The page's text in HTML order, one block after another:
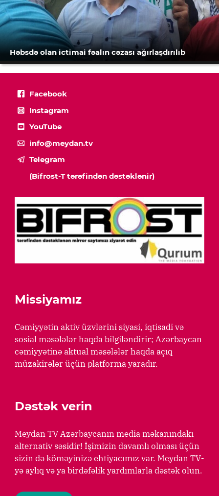
Həbsdə olan ictimai fəalın cəzası ağırlaşdırılıb
Facebook
Instagram
YouTube
info@meydan.tv
Telegram
(Bifrost-T tərəfindən dəstəklənir)
Missiyamız
Cəmiyyətin aktiv üzvlərini siyasi, iqtisadi və
sosial məsələlər haqda bilgiləndirir; Azərbaycan
cəmiyyətinə aktual məsələlər haqda açıq
müzakirələr üçün platforma yaradır.
Dəstək verin
Meydan TV Azərbaycanın media məkanındakı
alternativ səsidir! İşimizin davamlı olması üçün
sizin də köməyinizə ehtiyacımız var. Meydan TV-
yə aylıq və ya birdəfəlik yardımlarla dəstək olun.